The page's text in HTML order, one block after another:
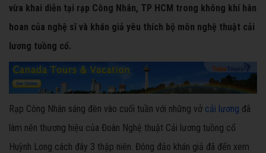
vừa khai diễn tại rạp Công Nhân, TP HCM trong không khí hân
hoan của nghệ sĩ và khán giả yêu thích bộ môn nghệ thuật cải
lương tuồng cổ.
Rạp Công Nhân sáng đèn vào cuối tuần với những vở cải lương đã
làm nên thương hiệu của Đoàn Nghệ thuật Cải lương tuồng cổ
Huỳnh Long cách đây 3 thập niên. Đông đảo khán giả đã đến xem